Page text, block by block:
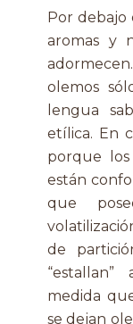
Por debajo
aromas y
olemos
lengua
etílica. En
porque los
están
que
de
medida
se dejan